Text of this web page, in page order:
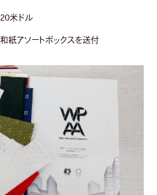
米ドル
紙アソートボックスを送付